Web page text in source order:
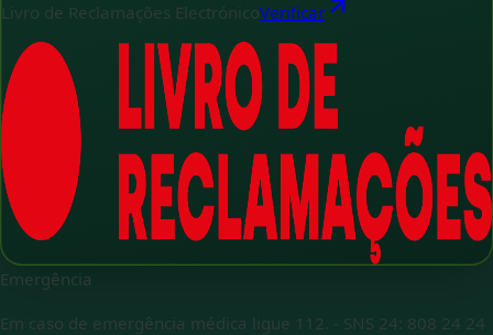
Livro de Reclamações ElectrónicoVerificar
Emergência
Em caso de emergência médica ligue 112. - SNS 24: 808 24 24